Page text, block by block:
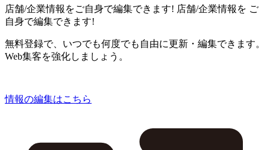
店舗/企業情報をご自身で編集できます! 店舗/企業情報を ご
自身で編集できます!
無料登録で、いつでも何度でも自由に更新・編集できます。
Web集客を強化しましょう。
情報の編集はこちら